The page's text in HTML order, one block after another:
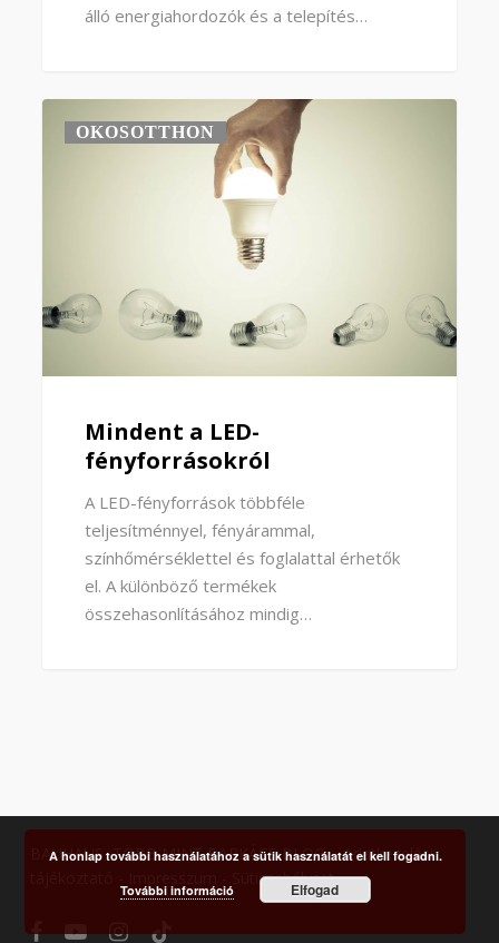
álló energiahordozók és a telepítés…
OKOSOTTHON
Mindent a LED-
fényforrásokról
A LED-fényforrások többféle
teljesítménnyel, fényárammal,
színhőmérséklettel és foglalattal érhetők
el. A különböző termékek
összehasonlításához mindig…
BAUHAUS, TÖBB MINT BARKÁCS BLOG. -Adatkezelési
Sütiszabályzat
facebook
youtubeinstagram
tiktok
A honlap további használatához a sütik használatát el kell fogadni.
További információ Elfogad